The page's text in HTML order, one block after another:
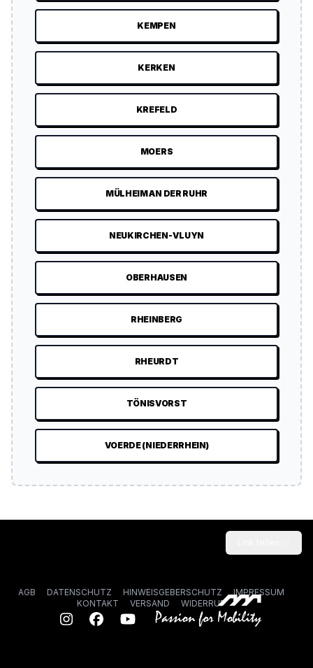
KEMPEN
KERKEN
KREFELD
MOERS
MÜLHEIM AN DER RUHR
NEUKIRCHEN-VLUYN
OBERHAUSEN
RHEINBERG
RHEURDT
TÖNISVORST
VOERDE (NIEDERRHEIN)
AGB DATENSCHUTZ HINWEISGEBERSCHUTZ
IMPRESSUM
KONTAKT
VERSAND WIDERRUF